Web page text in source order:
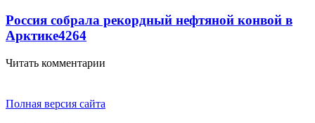
Россия собрала рекордный нефтяной конвой в
Арктике4264
Читать комментарии
Полная версия сайта